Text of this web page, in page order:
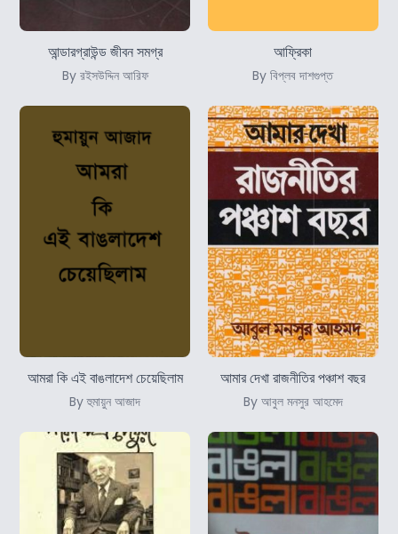
আন্ডারগ্রাউন্ড জীবন সমগ্র
By রইসউদ্দিন আরিফ
আফ্রিকা
By বিপ্লব দাশগুপ্ত
আমরা কি এই বাঙলাদেশ চেয়েছিলাম
By হুমায়ুন আজাদ
আমার দেখা রাজনীতির পঞ্চাশ বছর
By আবুল মনসুর আহমেদ